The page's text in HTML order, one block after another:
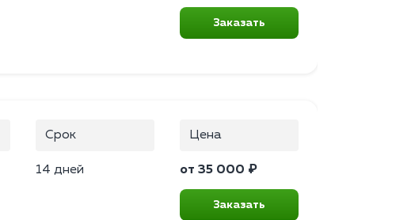
Заказать
Срок
14 дней
Цена
от 35 000 ₽
Заказать